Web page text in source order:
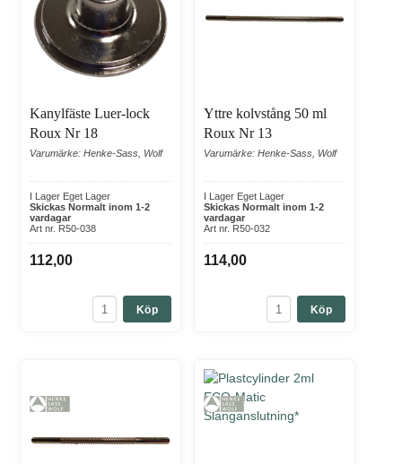
Kanylfäste Luer-lock
Roux Nr 18
Varumärke: Henke-Sass, Wolf
I Lager Eget Lager
Skickas Normalt inom 1-2
vardagar
Art nr. R50-038
112,00
Köp
Yttre kolvstång 50 ml
Roux Nr 13
Varumärke: Henke-Sass, Wolf
I Lager Eget Lager
Skickas Normalt inom 1-2
vardagar
Art nr. R50-032
114,00
Köp